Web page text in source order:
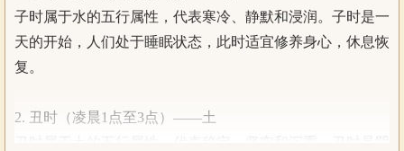
子时属于水的五行属性，代表寒冷、静默和浸润。子时是一
天的开始，人们处于睡眠状态，此时适宜修养身心，休息恢
复。
2. 丑时（凌晨1点至3点）——土